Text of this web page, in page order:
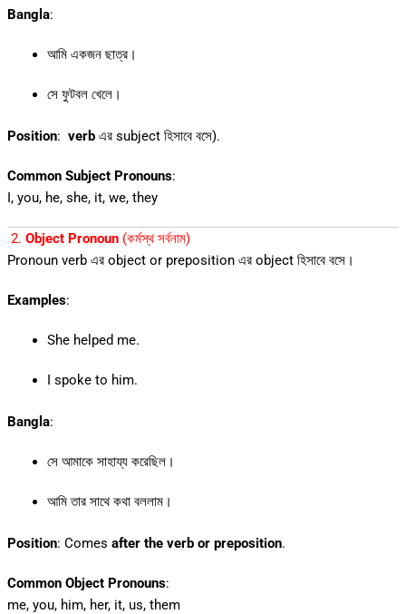
Bangla:
আমি একজন ছাত্র।
সে ফুটবল খেলে।
Position: verbএর subject হিসাবে বসে).
Common Subject Pronouns:
I, you, he, she, it, we, they
2. Object Pronoun(কর্মস্থ সর্বনাম)
Pronoun verb এর object or preposition এর object হিসাবে বসে।
Examples:
She helped me.
I spoke to him.
Bangla:
সে আমাকে সাহায্য করেছিল।
আমি তার সাথে কথা বললাম।
Position: Comes after the verb or preposition.
Common Object Pronouns:
me, you, him, her, it, us, them